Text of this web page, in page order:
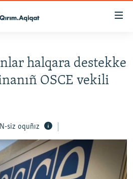
halqara destekke
OSCE vekili
siz oquñız